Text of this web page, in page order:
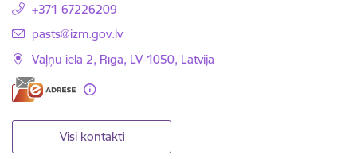
+371 67226209
E-pasts:
pasts@izm.gov.lv
Vaļņu iela 2, Rīga, LV-1050, Latvija
Visi kontakti